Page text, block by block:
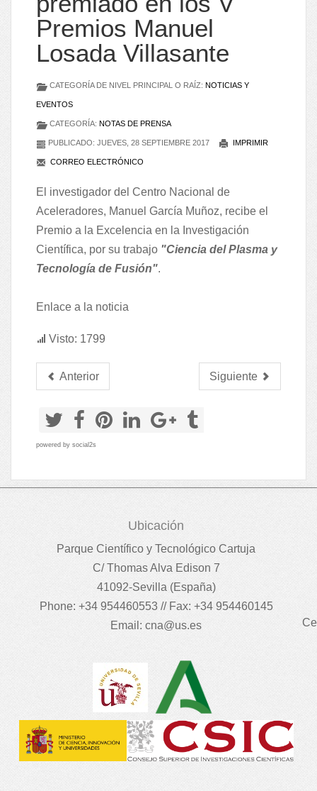
Premios Manuel
Losada Villasante
CATEGORÍA DE NIVEL PRINCIPAL O RAÍZ: NOTICIAS Y
EVENTOS
CATEGORÍA: NOTAS DE PRENSA
PUBLICADO: JUEVES, 28 SEPTIEMBRE 2017 IMPRIMIR
CORREO ELECTRÓNICO
El investigador del Centro Nacional de
Aceleradores, Manuel García Muñoz, recibe el
Premio a la Excelencia en la Investigación
Científica, por su trabajo "Ciencia del Plasma y
Tecnología de Fusión".
Enlace a la noticia
Visto: 1799
Anterior Siguiente
powered by social2s
Ubicación
Parque Científico y Tecnológico Cartuja
C/ Thomas Alva Edison 7
41092-Sevilla (España)
Phone: +34 954460553 // Fax: +34 954460145
Email: cna@us.es